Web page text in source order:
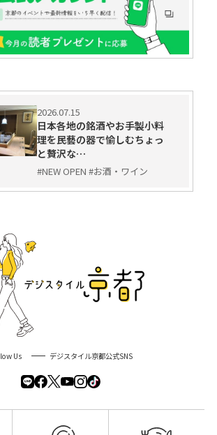
2026.07.15
日本各地の銘酒やお手製小料
理を民藝の器で愉しむちょっ
と贅沢な…
#NEW OPEN #お酒・ワイン
Us デジスタイル京都公式SNS